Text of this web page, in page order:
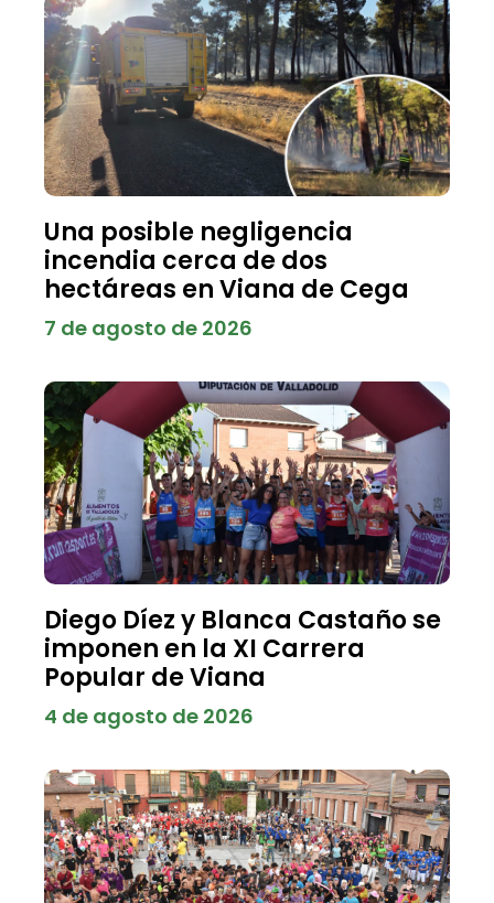
Una posible negligencia
incendia cerca de dos
hectáreas en Viana de Cega
7 de agosto de 2026
Diego Díez y Blanca Castaño se
imponen en la XI Carrera
Popular de Viana
4 de agosto de 2026